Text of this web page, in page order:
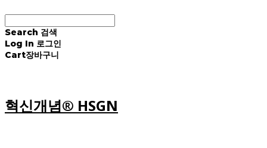
Search 검색
Log In 로그인
Cart장바구니
혁신개념® HSGN